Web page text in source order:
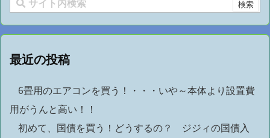
最近の投稿
6畳用のエアコンを買う！・・・いや～本体より設置費
用がうんと高い！！
初めて、国債を買う！どうするの？ ジジィの国債入